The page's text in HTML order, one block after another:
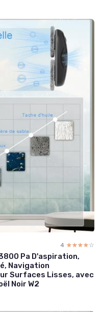
4 ☆☆☆☆☆
★★★★★
Pa D'aspiration,
Navigation
Surfaces Lisses, avec
Noir W2